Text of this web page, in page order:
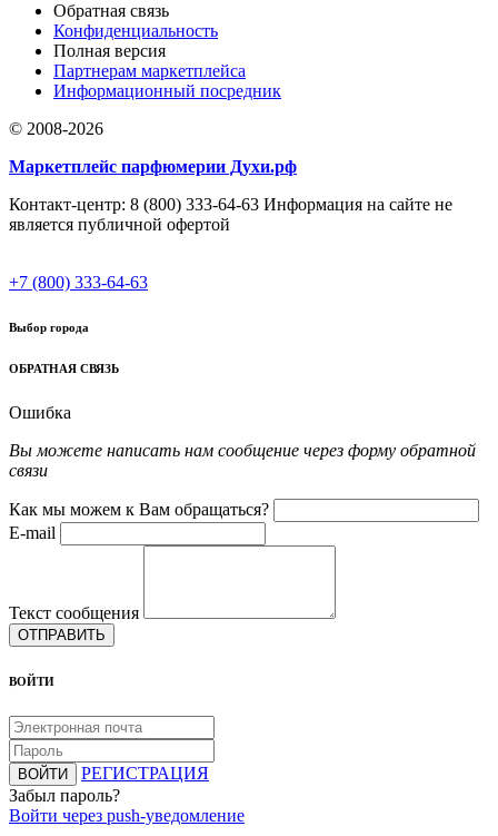
Обратная связь
Конфиденциальность
Полная версия
Партнерам маркетплейса
Информационный посредник
© 2008-2026
Маркетплейс парфюмерии Духи.рф
Контакт-центр: 8 (800) 333-64-63 Информация на сайте не
является публичной офертой
+7 (800) 333-64-63
Выбор города
ОБРАТНАЯ СВЯЗЬ
Ошибка
Вы можете написать нам сообщение через форму обратной
связи
Как мы можем к Вам обращаться?
E-mail
Текст сообщения
ОТПРАВИТЬ
ВОЙТИ
ВОЙТИ
РЕГИСТРАЦИЯ
Забыл пароль?
Войти через push-уведомление